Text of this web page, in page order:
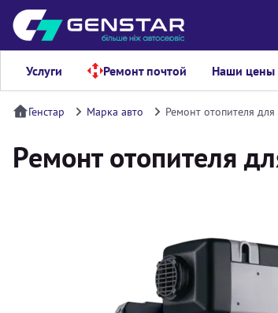
Услуги Ремонт почтой Наши цены
Генстар Марка авто Ремонт отопителя
Ремонт отопителя